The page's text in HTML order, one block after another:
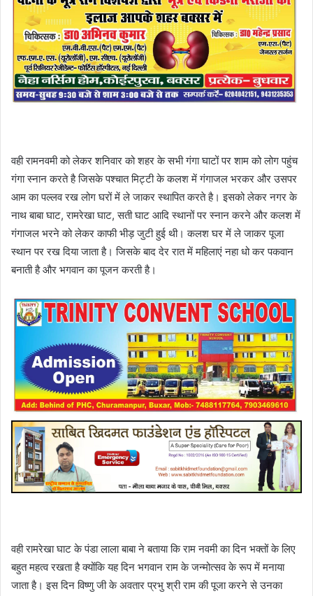
वही रामनवमी को लेकर शनिवार को शहर के सभी गंगा घाटों पर शाम को लोग पहुंच
गंगा स्नान करते है जिसके पश्चात मिट्टी के कलश में गंगाजल भरकर और उसपर
आम का पल्लव रख लोग घरों में ले जाकर स्थापित करते है। इसको लेकर नगर के
नाथ बाबा घाट, रामरेखा घाट, सती घाट आदि स्थानों पर स्नान करने और कलश में
गंगाजल भरने को लेकर काफी भीड़ जुटी हुई थी। कलश घर में ले जाकर पूजा
स्थान पर रख दिया जाता है। जिसके बाद देर रात में महिलाएं नहा धो कर पकवान
बनाती है और भगवान का पूजन करती है।
वही रामरेखा घाट के पंडा लाला बाबा ने बताया कि राम नवमी का दिन भक्तों के लिए
बहुत महत्व रखता है क्योंकि यह दिन भगवान राम के जन्मोत्सव के रूप में मनाया
जाता है। इस दिन विष्णु जी के अवतार प्रभु श्री राम की पूजा करने से उनका